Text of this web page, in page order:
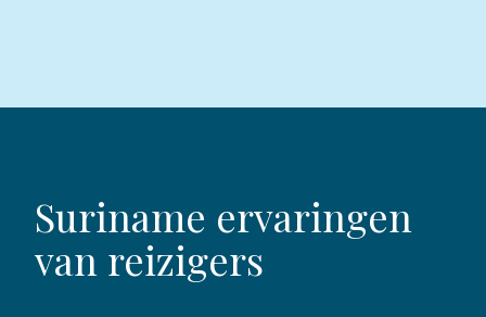
Suriname ervaringen
van reizigers